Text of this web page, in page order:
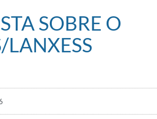
SOBRE O
LANXESS